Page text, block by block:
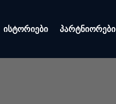
ისტორიები პარტნიორები